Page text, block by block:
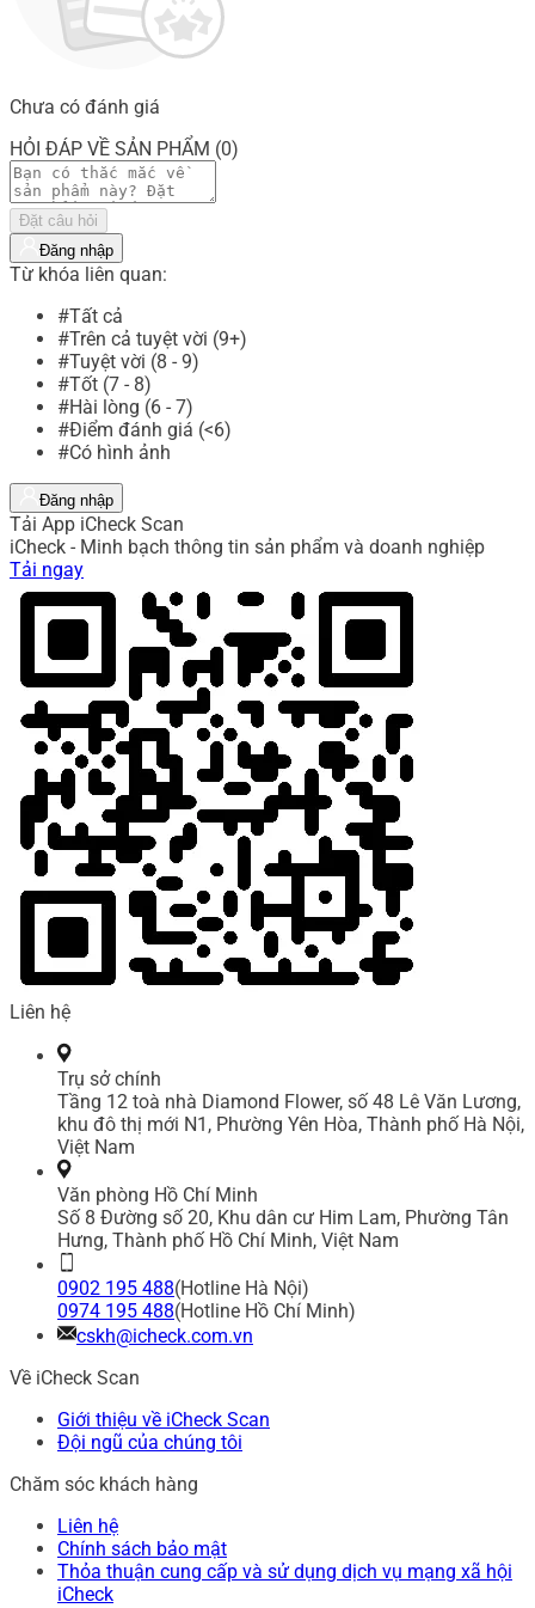
Chưa có đánh giá
HỎI ĐÁP VỀ SẢN PHẨM (0)
Đặt câu hỏi
Đăng nhập
Từ khóa liên quan:
#Tất cả
#Trên cả tuyệt vời (9+)
#Tuyệt vời (8 - 9)
#Tốt (7 - 8)
#Hài lòng (6 - 7)
#Điểm đánh giá (<6)
#Có hình ảnh
Đăng nhập
Tải App iCheck Scan
iCheck - Minh bạch thông tin sản phẩm và doanh nghiệp
Tải ngay
Liên hệ
Trụ sở chính
Tầng 12 toà nhà Diamond Flower, số 48 Lê Văn Lương,
khu đô thị mới N1, Phường Yên Hòa, Thành phố Hà Nội,
Việt Nam
Văn phòng Hồ Chí Minh
Số 8 Đường số 20, Khu dân cư Him Lam, Phường Tân
Hưng, Thành phố Hồ Chí Minh, Việt Nam
0902 195 488(Hotline Hà Nội)
0974 195 488(Hotline Hồ Chí Minh)
cskh@icheck.com.vn
Về iCheck Scan
Giới thiệu về iCheck Scan
Đội ngũ của chúng tôi
Chăm sóc khách hàng
Liên hệ
Chính sách bảo mật
Thỏa thuận cung cấp và sử dụng dịch vụ mạng xã hội
iCheck